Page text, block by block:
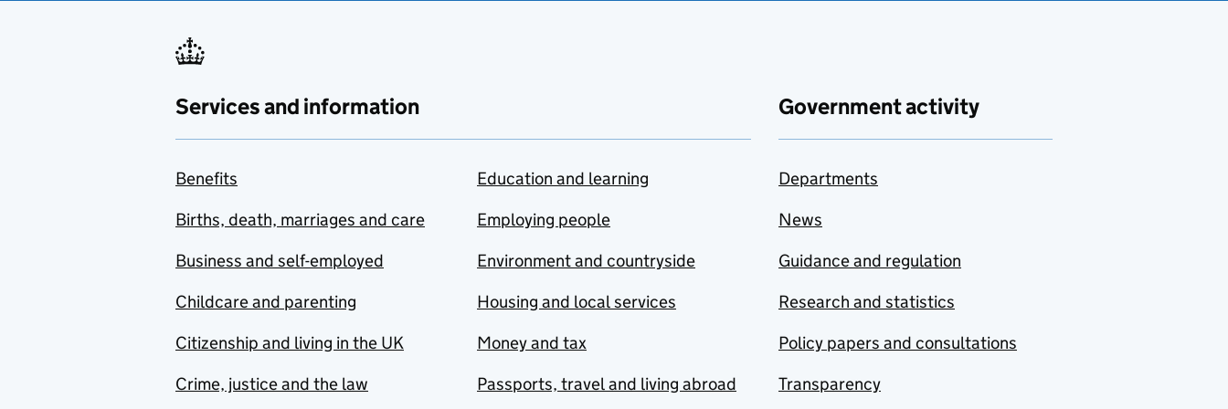
Services and information
Benefits
Births, death, marriages and care
Business and self-employed
Childcare and parenting
Citizenship and living in the UK
Crime, justice and the law
Education and learning
Employing people
Environment and countryside
Housing and local services
Money and tax
Passports, travel and living abroad
Government activity
Departments
News
Guidance and regulation
Research and statistics
Policy papers and consultations
Transparency